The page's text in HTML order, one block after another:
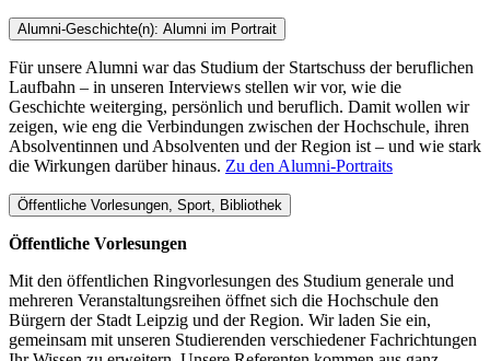
Alumni-Geschichte(n): Alumni im Portrait
Für unsere Alumni war das Studium der Startschuss der beruflichen
Laufbahn – in unseren Interviews stellen wir vor, wie die
Geschichte weiterging, persönlich und beruflich. Damit wollen wir
zeigen, wie eng die Verbindungen zwischen der Hochschule, ihren
Absolventinnen und Absolventen und der Region ist – und wie stark
die Wirkungen darüber hinaus. Zu den Alumni-Portraits
Öffentliche Vorlesungen, Sport, Bibliothek
Öffentliche Vorlesungen
Mit den öffentlichen Ringvorlesungen des Studium generale und
mehreren Veranstaltungsreihen öffnet sich die Hochschule den
Bürgern der Stadt Leipzig und der Region. Wir laden Sie ein,
gemeinsam mit unseren Studierenden verschiedener Fachrichtungen